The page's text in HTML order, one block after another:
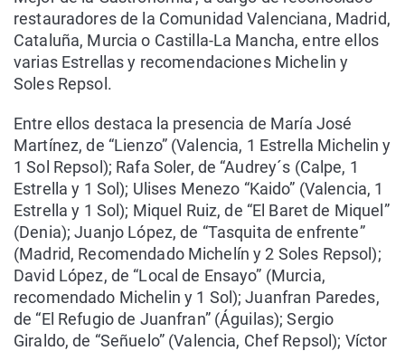
restauradores de la Comunidad Valenciana, Madrid,
Cataluña, Murcia o Castilla-La Mancha, entre ellos
varias Estrellas y recomendaciones Michelin y
Soles Repsol.
Entre ellos destaca la presencia de María José
Martínez, de “Lienzo” (Valencia, 1 Estrella Michelin y
1 Sol Repsol); Rafa Soler, de “Audrey´s (Calpe, 1
Estrella y 1 Sol); Ulises Menezo “Kaido” (Valencia, 1
Estrella y 1 Sol); Miquel Ruiz, de “El Baret de Miquel”
(Denia); Juanjo López, de “Tasquita de enfrente”
(Madrid, Recomendado Michelín y 2 Soles Repsol);
David López, de “Local de Ensayo” (Murcia,
recomendado Michelin y 1 Sol); Juanfran Paredes,
de “El Refugio de Juanfran” (Águilas); Sergio
Giraldo, de “Señuelo” (Valencia, Chef Repsol); Víctor